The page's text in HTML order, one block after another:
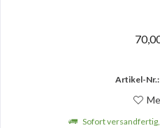
Artikel-Nr.:
Sofort